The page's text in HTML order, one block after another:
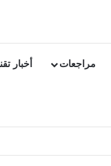
مراجعات أخبار